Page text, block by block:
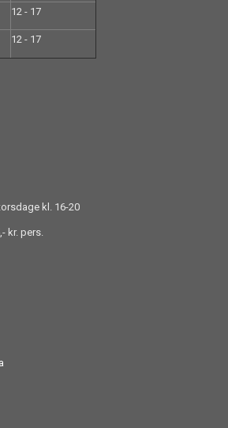
12 - 17
12 - 17
kl. 16-20
kr. pers.